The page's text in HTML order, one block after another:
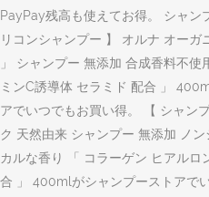
PayPay残高も使えてお得。 シャン
リコンシャンプー 】 オルナ オー
」 シャンプー 無添加 合成香料不
ミンC誘導体 セラミド 配合 」
アでいつでもお買い得。 【 シャン
ク 天然由来 シャンプー 無添加 ノ
カルな香り 「 コラーゲン ヒアル
合 」 400mlがシャンプーストアで